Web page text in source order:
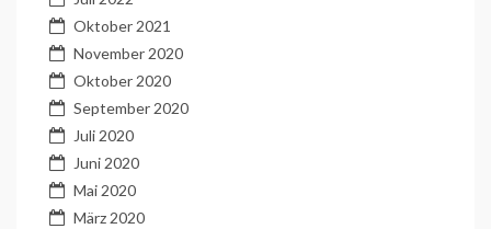
Oktober 2021
November 2020
Oktober 2020
September 2020
Juli 2020
Juni 2020
Mai 2020
März 2020